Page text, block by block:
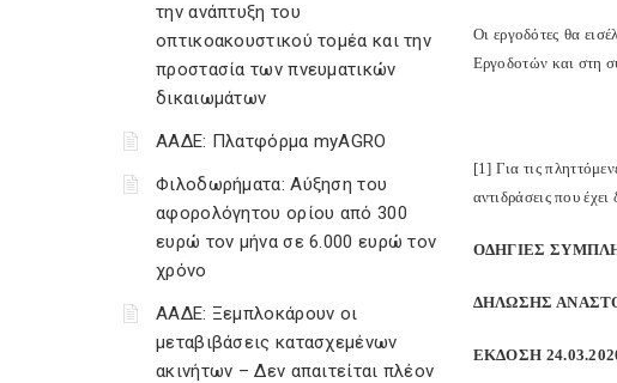
την ανάπτυξη του
οπτικοακουστικού τομέα και την
προστασία των πνευματικών
δικαιωμάτων
ΑΑΔΕ: Πλατφόρμα myAGRO
Φιλοδωρήματα: Αύξηση του
αφορολόγητου ορίου από 300
ευρώ τον μήνα σε 6.000 ευρώ τον
χρόνο
ΑΑΔΕ: Ξεμπλοκάρουν οι
μεταβιβάσεις κατασχεμένων
ακινήτων – Δεν απαιτείται πλέον
Οι εργοδότες θα
Εργοδοτών και στη
[1] Για τις
αντιδράσεις που
ΟΔΗΓΙΕΣ
ΔΗΛΩΣΗΣ
ΕΚΔΟΣΗ